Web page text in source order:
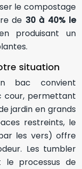
le compostage
de 30 à 40% le
produisant un
situation
bac convient
cour, permettant
jardin en grands
restreints, le
les vers) offre
Les tumbler
le processus de